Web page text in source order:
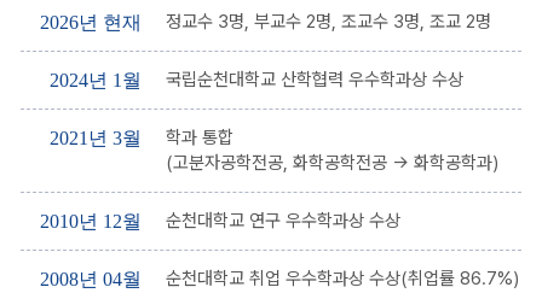
2026년 현재 정교수 3명, 부교수 2명, 조교수 3명, 조교 2명
2024년 1월 국립순천대학교 산학협력 우수학과상 수상
2021년 3월
학과 통합
(고분자공학전공, 화학공학전공 → 화학공학과)
2010년 12월 순천대학교 연구 우수학과상 수상
2008년 04월 순천대학교 취업 우수학과상 수상(취업률 86.7%)